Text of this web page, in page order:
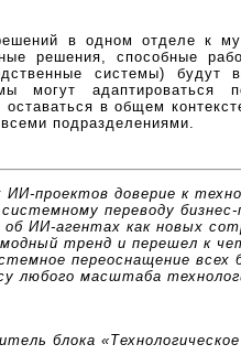
в одном отделе к
решения, способные
системы) будут
адаптироваться
в общем
подразделениями.
проектов доверие к
переводу бизнес-
ИИ-агентах как новых
тренд и перешел к
переоснащение всех
масштаба
блока